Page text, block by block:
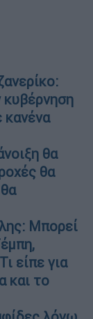
κυβέρνηση
κανένα
θα
θα
Μπορεί
είπε για
και το